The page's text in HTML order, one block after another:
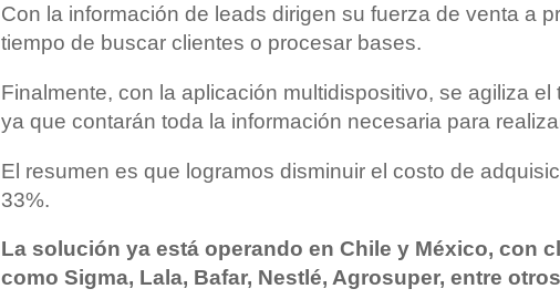
Con la información de leads dirigen su fuerza de venta a
tiempo de buscar clientes o procesar bases.
Finalmente, con la aplicación multidispositivo, se agiliza
ya que contarán toda la información necesaria para
El resumen es que logramos disminuir el costo de
33%.
La solución ya está operando en Chile y México, con
como Sigma, Lala, Bafar, Nestlé, Agrosuper, entre